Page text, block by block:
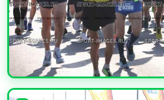
УВЕЛИЧИТЬ